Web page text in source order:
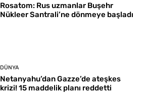
Rosatom: Rus uzmanlar Buşehr
Nükleer Santrali’ne dönmeye başladı
DÜNYA
Netanyahu’dan Gazze’de ateşkes
krizi! 15 maddelik planı reddetti